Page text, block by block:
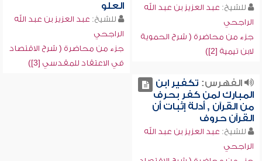
للشيخ: عبد العزيز بن عبد الله
الراجحي
جزء من محاضرة ( شرح الحموية
لابن تيمية [2])
العلو
للشيخ: عبد العزيز بن عبد الله
الراجحي
جزء من محاضرة ( شرح الاقتصاد
في الاعتقاد للمقدسي [3])
الفهرس: تكفير ابن
المبارك لمن كفر بحرف
من القرآن , أدلة إثبات أن
القرآن حروف
للشيخ: عبد العزيز بن عبد الله
الراجحي